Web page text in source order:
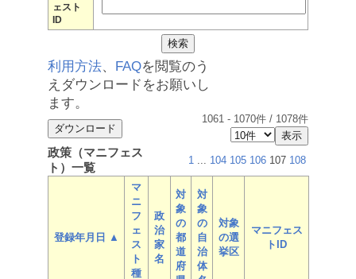
ェスト
ID
利用方法、 FAQを閲覧のう
えダウンロードをお願いし
ます。
1061 - 1070件 / 1078件
政策（マニフェス
ト）一覧
1 ... 104 105 106 107 108
登録年月日 ▲
マ
ニ
フ
ェ
ス
ト
種
政
治
家
名
対
象
の
都
道
府
対
象
の
自
治
体
対象
の選
挙区
マニフェス
トID